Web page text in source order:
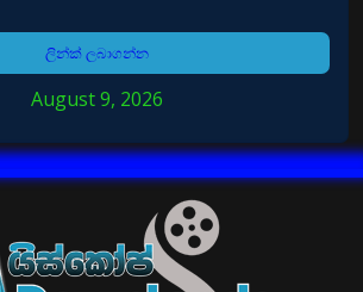
ලින්ක් ලබාගන්න
August 9, 2026